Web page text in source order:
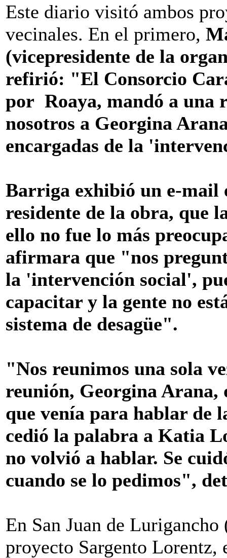
Este diario visitó ambos
vecinales. En el primero,
(vicepresidente de la
refirió: "El Consorcio
por Roaya, mandó a una
nosotros a Georgina
encargadas de la
Barriga exhibió un e-mail
residente de la obra, que
ello no fue lo más
afirmara que "nos
la 'intervención social',
capacitar y la gente no
sistema de desagüe".
"Nos reunimos una sola
reunión, Georgina
que venía para hablar de
cedió la palabra a Katia
no volvió a hablar. Se
cuando se lo pedimos",
En San Juan de
proyecto Sargento Lorentz,